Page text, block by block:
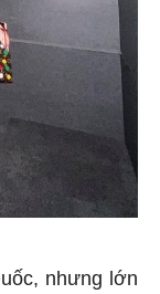
nhưng lớn